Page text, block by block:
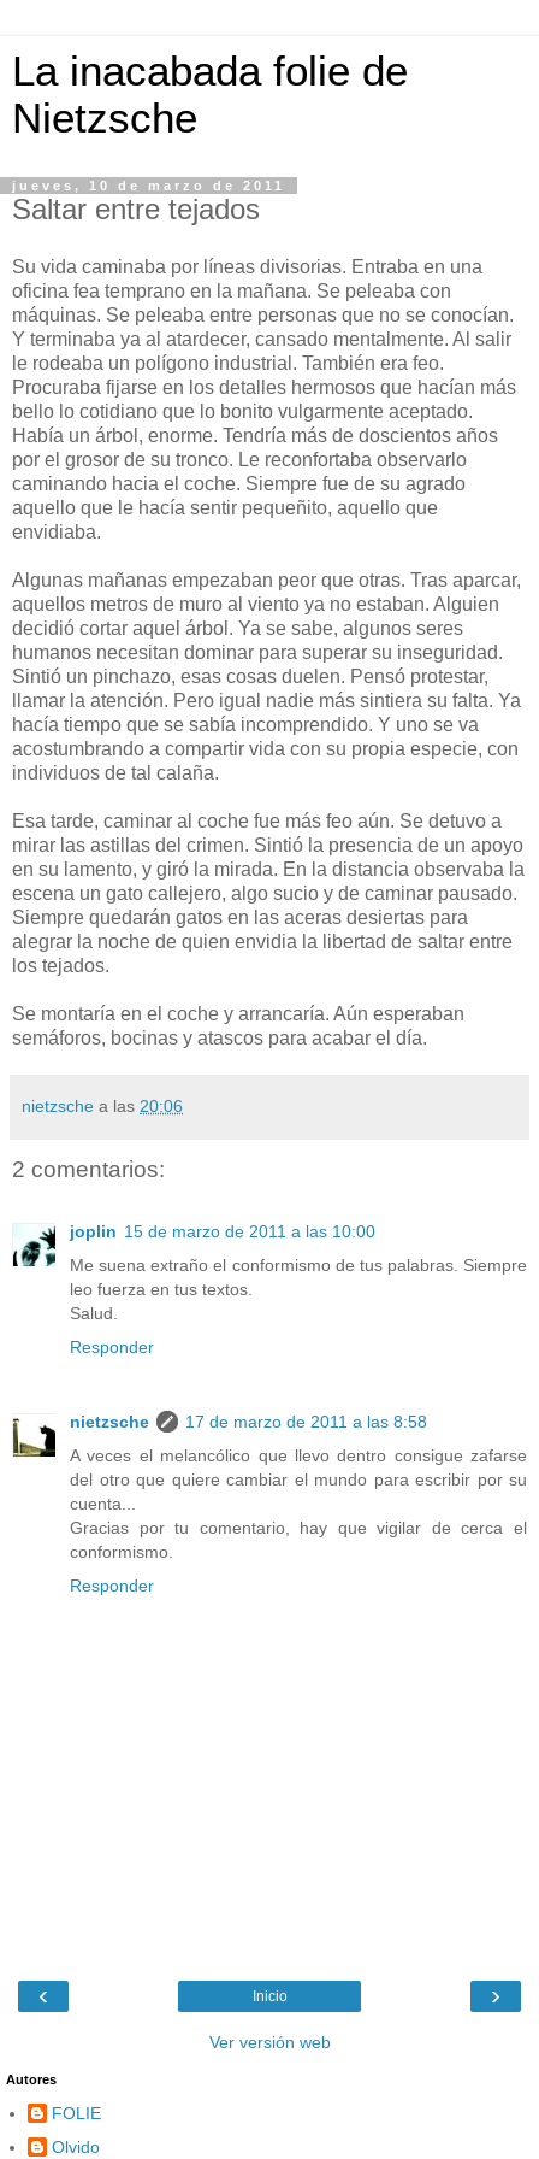
La inacabada folie de
Nietzsche
jueves, 10 de marzo de 2011
Saltar entre tejados
Su vida caminaba por líneas divisorias. Entraba en una
oficina fea temprano en la mañana. Se peleaba con
máquinas. Se peleaba entre personas que no se conocían.
Y terminaba ya al atardecer, cansado mentalmente. Al salir
le rodeaba un polígono industrial. También era feo.
Procuraba fijarse en los detalles hermosos que hacían más
bello lo cotidiano que lo bonito vulgarmente aceptado.
Había un árbol, enorme. Tendría más de doscientos años
por el grosor de su tronco. Le reconfortaba observarlo
caminando hacia el coche. Siempre fue de su agrado
aquello que le hacía sentir pequeñito, aquello que
envidiaba.
Algunas mañanas empezaban peor que otras. Tras aparcar,
aquellos metros de muro al viento ya no estaban. Alguien
decidió cortar aquel árbol. Ya se sabe, algunos seres
humanos necesitan dominar para superar su inseguridad.
Sintió un pinchazo, esas cosas duelen. Pensó protestar,
llamar la atención. Pero igual nadie más sintiera su falta. Ya
hacía tiempo que se sabía incomprendido. Y uno se va
acostumbrando a compartir vida con su propia especie, con
individuos de tal calaña.
Esa tarde, caminar al coche fue más feo aún. Se detuvo a
mirar las astillas del crimen. Sintió la presencia de un apoyo
en su lamento, y giró la mirada. En la distancia observaba la
escena un gato callejero, algo sucio y de caminar pausado.
Siempre quedarán gatos en las aceras desiertas para
alegrar la noche de quien envidia la libertad de saltar entre
los tejados.
Se montaría en el coche y arrancaría. Aún esperaban
semáforos, bocinas y atascos para acabar el día.
nietzsche a las 20:06
2 comentarios:
joplin 15 de marzo de 2011 a las 10:00
Me suena extraño el conformismo de tus palabras. Siempre
leo fuerza en tus textos.
Salud.
Responder
nietzsche
17 de marzo de 2011 a las 8:58
A veces el melancólico que llevo dentro consigue zafarse
del otro que quiere cambiar el mundo para escribir por su
cuenta...
Gracias por tu comentario, hay que vigilar de cerca el
conformismo.
Responder
‹ ›
Inicio
Ver versión web
Autores
FOLIE
Olvido